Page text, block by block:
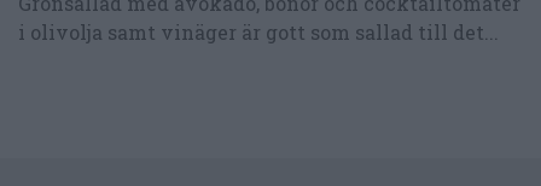
i olivolja samt vinäger är gott som sallad till det...